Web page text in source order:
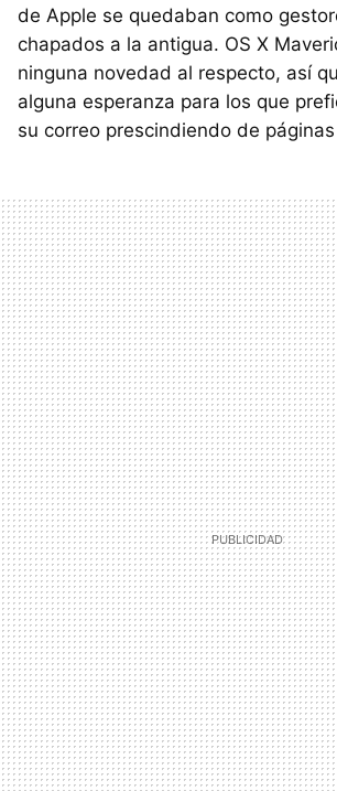
de Apple se quedaban como
chapados a la antigua. OS X
ninguna novedad al respecto, así
alguna esperanza para los que
su correo prescindiendo de